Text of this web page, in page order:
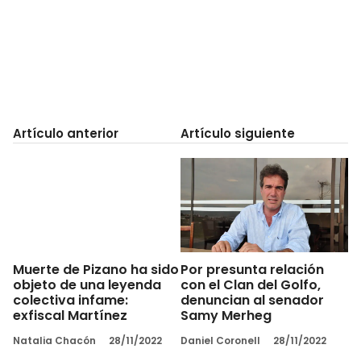
Artículo anterior
Muerte de Pizano ha sido
objeto de una leyenda
colectiva infame:
exfiscal Martínez
Natalia Chacón 28/11/2022
Artículo siguiente
Por presunta relación
con el Clan del Golfo,
denuncian al senador
Samy Merheg
Daniel Coronell 28/11/2022